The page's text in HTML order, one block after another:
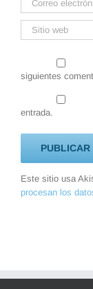
siguientes
entrada.
Este sitio usa
procesan los